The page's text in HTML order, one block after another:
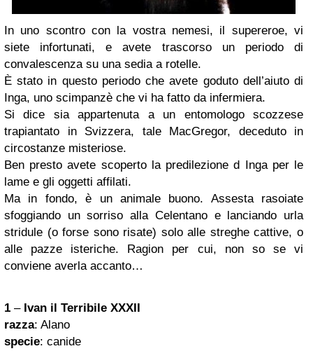
In uno scontro con la vostra nemesi, il supereroe, vi
siete infortunati, e avete trascorso un periodo di
convalescenza su una sedia a rotelle.
È stato in questo periodo che avete goduto dell’aiuto di
Inga, uno scimpanzè che vi ha fatto da infermiera.
Si dice sia appartenuta a un entomologo scozzese
trapiantato in Svizzera, tale MacGregor, deceduto in
circostanze misteriose.
Ben presto avete scoperto la predilezione d Inga per le
lame e gli oggetti affilati.
Ma in fondo, è un animale buono. Assesta rasoiate
sfoggiando un sorriso alla Celentano e lanciando urla
stridule (o forse sono risate) solo alle streghe cattive, o
alle pazze isteriche. Ragion per cui, non so se vi
conviene averla accanto…
1 – Ivan il Terribile XXXII
razza: Alano
specie: canide